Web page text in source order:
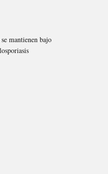
mantienen bajo